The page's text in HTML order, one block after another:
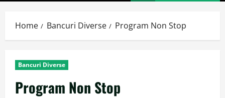
Home Bancuri Diverse Program Non Stop
Bancuri Diverse
Program Non Stop